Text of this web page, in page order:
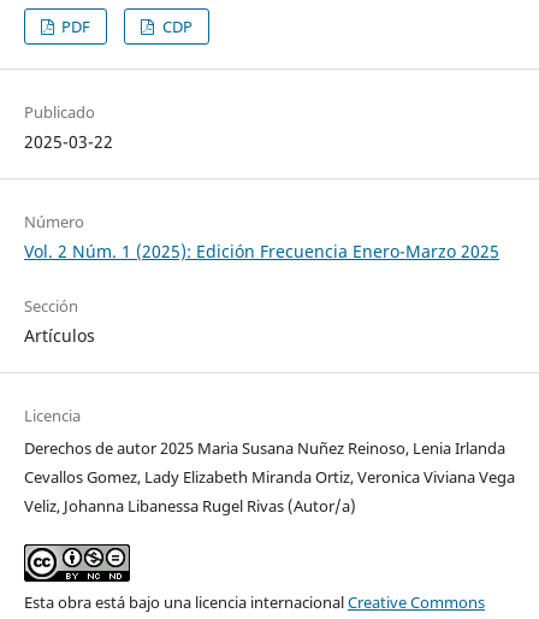
PDF CDP
Publicado
2025-03-22
Número
Vol. 2 Núm. 1 (2025): Edición Frecuencia Enero-Marzo 2025
Sección
Artículos
Licencia
Derechos de autor 2025 Maria Susana Nuñez Reinoso, Lenia Irlanda
Cevallos Gomez, Lady Elizabeth Miranda Ortiz, Veronica Viviana Vega
Veliz, Johanna Libanessa Rugel Rivas (Autor/a)
Esta obra está bajo una licencia internacionalCreative Commons